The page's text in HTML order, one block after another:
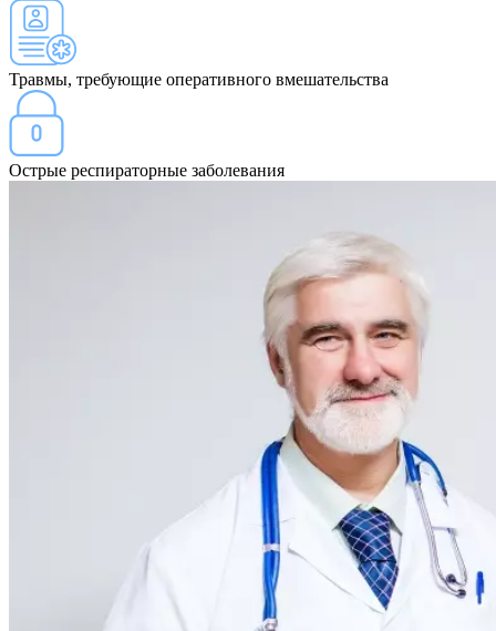
Травмы, требующие оперативного вмешательства
Острые респираторные заболевания